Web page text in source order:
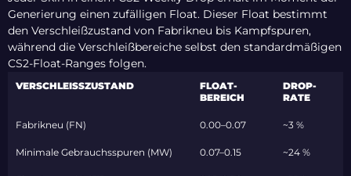
Generierung einen zufälligen Float. Dieser Float bestimmt
den Verschleißzustand von Fabrikneu bis Kampfspuren,
während die Verschleißbereiche selbst den standardmäßigen
CS2-Float-Ranges folgen.
VERSCHLEISSZUSTAND
FLOAT-
BEREICH
DROP-
RATE
Fabrikneu (FN) 0.00–0.07 ~3 %
Minimale Gebrauchsspuren (MW) 0.07–0.15 ~24 %